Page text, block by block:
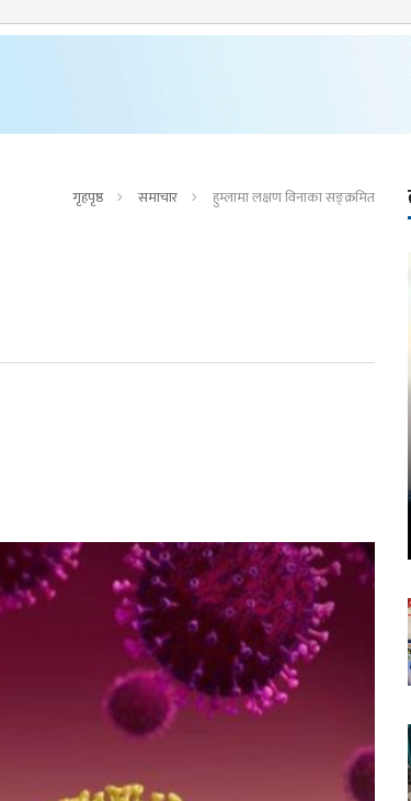
गृहपृष्ठ समाचार हुम्लामा लक्षण विनाका सङ्क्रमित